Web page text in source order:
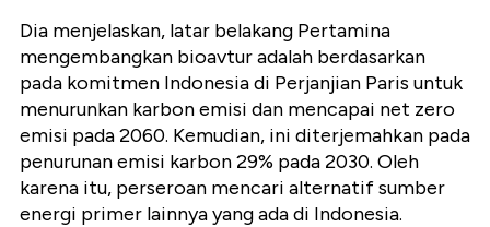
Dia menjelaskan, latar belakang Pertamina
mengembangkan bioavtur adalah berdasarkan
pada komitmen Indonesia di Perjanjian Paris untuk
menurunkan karbon emisi dan mencapai net zero
emisi pada 2060. Kemudian, ini diterjemahkan pada
penurunan emisi karbon 29% pada 2030. Oleh
karena itu, perseroan mencari alternatif sumber
energi primer lainnya yang ada di Indonesia.